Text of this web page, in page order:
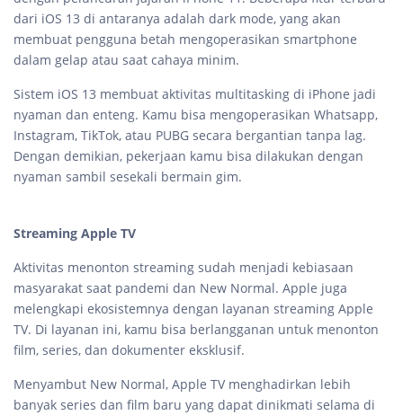
dari iOS 13 di antaranya adalah dark mode, yang akan
membuat pengguna betah mengoperasikan smartphone
dalam gelap atau saat cahaya minim.
Sistem iOS 13 membuat aktivitas multitasking di iPhone jadi
nyaman dan enteng. Kamu bisa mengoperasikan Whatsapp,
Instagram, TikTok, atau PUBG secara bergantian tanpa lag.
Dengan demikian, pekerjaan kamu bisa dilakukan dengan
nyaman sambil sesekali bermain gim.
Streaming Apple TV
Aktivitas menonton streaming sudah menjadi kebiasaan
masyarakat saat pandemi dan New Normal. Apple juga
melengkapi ekosistemnya dengan layanan streaming Apple
TV. Di layanan ini, kamu bisa berlangganan untuk menonton
film, series, dan dokumenter eksklusif.
Menyambut New Normal, Apple TV menghadirkan lebih
banyak series dan film baru yang dapat dinikmati selama di